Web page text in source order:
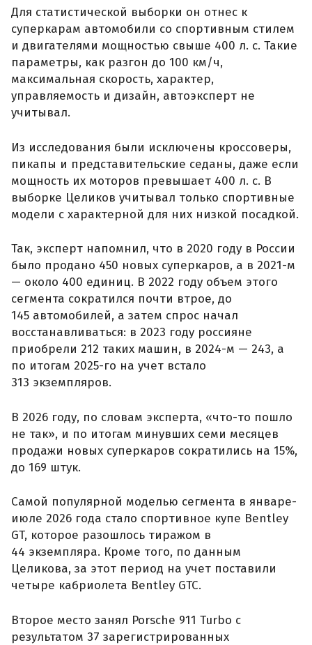
Для статистической выборки он отнес к
суперкарам автомобили со спортивным стилем
и двигателями мощностью свыше 400 л. с. Такие
параметры, как разгон до 100 км/ч,
максимальная скорость, характер,
управляемость и дизайн, автоэксперт не
учитывал.
Из исследования были исключены кроссоверы,
пикапы и представительские седаны, даже если
мощность их моторов превышает 400 л. с. В
выборке Целиков учитывал только спортивные
модели с характерной для них низкой посадкой.
Так, эксперт напомнил, что в 2020 году в России
было продано 450 новых суперкаров, а в 2021-м
— около 400 единиц. В 2022 году объем этого
сегмента сократился почти втрое, до
145 автомобилей, а затем спрос начал
восстанавливаться: в 2023 году россияне
приобрели 212 таких машин, в 2024-м — 243, а
по итогам 2025-го на учет встало
313 экземпляров.
В 2026 году, по словам эксперта, «что-то пошло
не так», и по итогам минувших семи месяцев
продажи новых суперкаров сократились на 15%,
до 169 штук.
Самой популярной моделью сегмента в январе-
июле 2026 года стало спортивное купе Bentley
GT, которое разошлось тиражом в
44 экземпляра. Кроме того, по данным
Целикова, за этот период на учет поставили
четыре кабриолета Bentley GTC.
Второе место занял Porsche 911 Turbo с
результатом 37 зарегистрированных